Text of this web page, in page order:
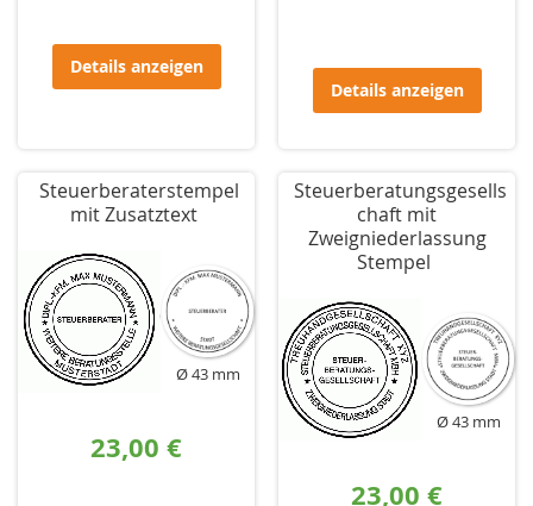
Details anzeigen
Details anzeigen
Steuerberaterstempel
mit Zusatztext
Ø 43 mm
23,00 €
Steuerberatungsgesells
chaft mit
Zweigniederlassung
Stempel
Ø 43 mm
23,00 €